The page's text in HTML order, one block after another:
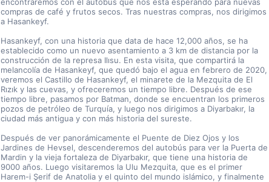
compras de café y frutos secos. Tras nuestras compras, nos dirigimos
a Hasankeyf.
Hasankeyf, con una historia que data de hace 12,000 años, se ha
establecido como un nuevo asentamiento a 3 km de distancia por la
construcción de la represa Ilısu. En esta visita, que compartirá la
melancolía de Hasankeyf, que quedó bajo el agua en febrero de 2020,
veremos el Castillo de Hasankeyf, el minarete de la Mezquita de El
Rızık y las cuevas, y ofreceremos un tiempo libre. Después de ese
tiempo libre, pasamos por Batman, donde se encuentran los primeros
pozos de petróleo de Turquía, y luego nos dirigimos a Diyarbakır, la
ciudad más antigua y con más historia del sureste.
Después de ver panorámicamente el Puente de Diez Ojos y los
Jardines de Hevsel, descenderemos del autobús para ver la Puerta de
Mardin y la vieja fortaleza de Diyarbakır, que tiene una historia de
9000 años. Luego visitaremos la Ulu Mezquita, que es el primer
Harem-i Şerif de Anatolia y el quinto del mundo islámico, y finalmente